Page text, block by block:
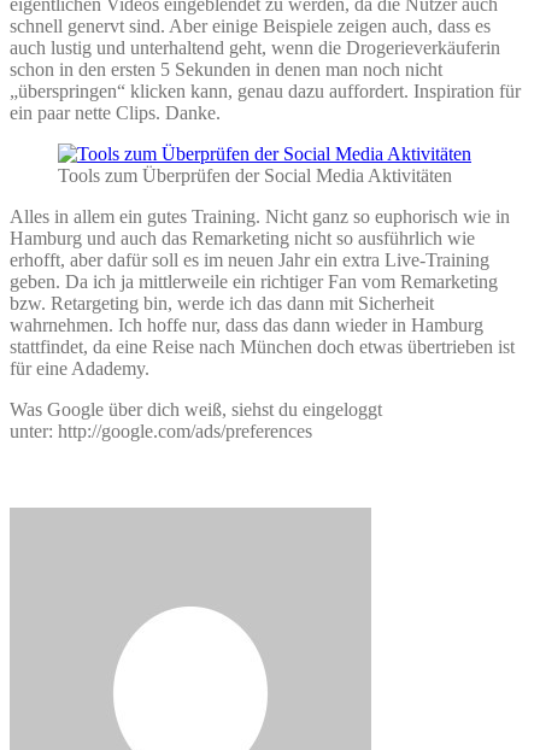
eigentlichen Videos eingeblendet zu werden, da die Nutzer auch
schnell genervt sind. Aber einige Beispiele zeigen auch, dass es
auch lustig und unterhaltend geht, wenn die Drogerieverkäuferin
schon in den ersten 5 Sekunden in denen man noch nicht
„überspringen“ klicken kann, genau dazu auffordert. Inspiration für
ein paar nette Clips. Danke.
Tools zum Überprüfen der Social Media Aktivitäten
Alles in allem ein gutes Training. Nicht ganz so euphorisch wie in
Hamburg und auch das Remarketing nicht so ausführlich wie
erhofft, aber dafür soll es im neuen Jahr ein extra Live-Training
geben. Da ich ja mittlerweile ein richtiger Fan vom Remarketing
bzw. Retargeting bin, werde ich das dann mit Sicherheit
wahrnehmen. Ich hoffe nur, dass das dann wieder in Hamburg
stattfindet, da eine Reise nach München doch etwas übertrieben ist
für eine Adademy.
Was Google über dich weiß, siehst du eingeloggt
unter: http://google.com/ads/preferences